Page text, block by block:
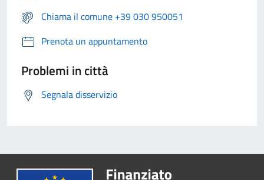
Chiama il comune +39 030 950051
Prenota un appuntamento
Problemi in città
Segnala disservizio